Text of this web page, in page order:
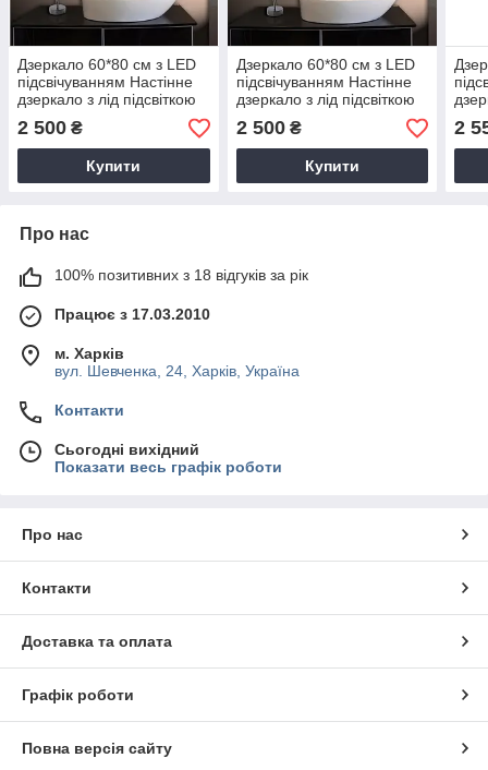
Дзеркало 60*80 см з LED
підсвічуванням Настінне
дзеркало з лід підсвіткою
для ванної кімнати 1-008м
2 500 ₴
Купити
Дзеркало 60*80 см з LED
підсвічуванням Настінне
дзеркало з лід підсвіткою
для ванної кімнати 10016
2 500₴
Купити
для
2
Про нас
100% позитивних з 18 відгуків за рік
Працює з 17.03.2010
м. Харків
вул. Шевченка, 24, Харків, Україна
Контакти
Сьогодні вихідний
Показати весь графік роботи
Про нас
Контакти
Доставка та оплата
Графік роботи
Повна версія сайту